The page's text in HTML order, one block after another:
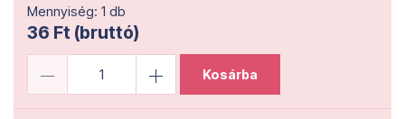
Mennyiség: 1 db
36 Ft (bruttó)
Kosárba